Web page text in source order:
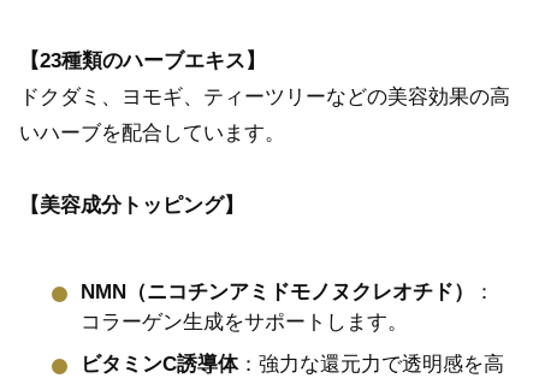
【23種類のハーブエキス】
ドクダミ、ヨモギ、ティーツリーなどの美容効果の高
いハーブを配合しています。
【美容成分トッピング】
NMN（ニコチンアミドモノヌクレオチド）
：
コラーゲン生成をサポートします。
ビタミンC誘導体：強力な還元力で透明感を高